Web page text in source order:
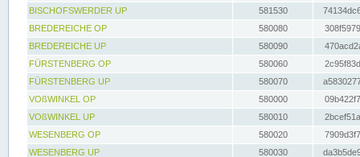
BISCHOFSWERDER UP
581530
BREDEREICHE OP
580080
BREDEREICHE UP
580090
FÜRSTENBERG OP
580060
FÜRSTENBERG UP
580070
VOßWINKEL OP
580000
VOßWINKEL UP
580010
WESENBERG OP
580020
WESENBERG UP
580030